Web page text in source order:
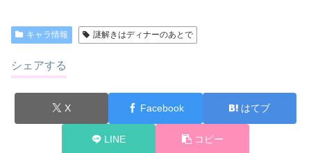
キャラ情報 謎解きはディナーのあとで
シェアする
X Facebook はてブ
LINE コピー